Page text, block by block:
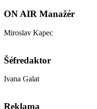
ON AIR Manažér
Miroslav Kapec
Šéfredaktor
Ivana Galat
Reklama